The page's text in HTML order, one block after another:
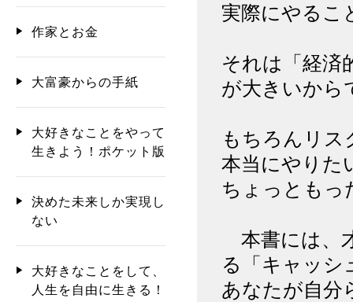
実際にやるこ
それは「経済
が大きいから
もちろんリス
本当にやりた
ちょっともっ
本書には、
る「キャッシ
あなたが自分
作家とお金
大富豪からの手紙
大好きなことをやって
生きよう！ポケット版
決めた未来しか実現し
ない
大好きなことをして、
人生を自由に生きる！